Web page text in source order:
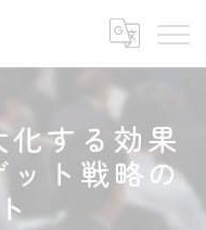
する効果
ット戦略の